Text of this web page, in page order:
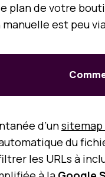
plan de votre
est peu
d’unsitemap
du
les URLs à